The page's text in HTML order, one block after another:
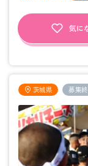
気に
茨城県 募集